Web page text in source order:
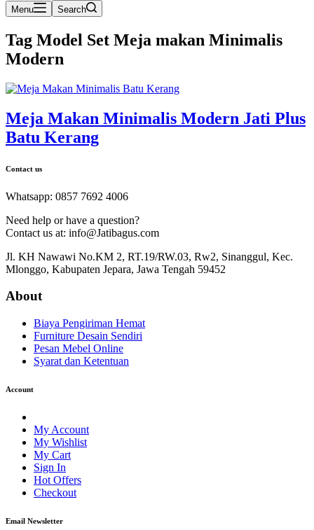
Menu Search
Tag Model Set Meja makan Minimalis
Modern
Meja Makan Minimalis Modern Jati Plus
Batu Kerang
Contact us
Whatsapp: 0857 7692 4006
Need help or have a question?
Contact us at: info@Jatibagus.com
Jl. KH Nawawi No.KM 2, RT.19/RW.03, Rw2, Sinanggul, Kec.
Mlonggo, Kabupaten Jepara, Jawa Tengah 59452
About
Biaya Pengiriman Hemat
Furniture Desain Sendiri
Pesan Mebel Online
Syarat dan Ketentuan
Account
My Account
My Wishlist
My Cart
Sign In
Hot Offers
Checkout
Email Newsletter